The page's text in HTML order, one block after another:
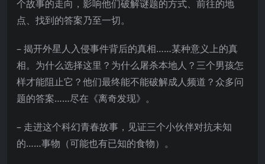
个故事的走向，影响他们破解谜题的方式、前往的地
点、找到的答案乃至一切。
– 揭开外星人入侵事件背后的真相……某种意义上的真
相。为什么选择这里？为什么屠杀本地人？三个男孩怎
样才能阻止它？他们最终能不能破解成人频道？众多问
题的答案……尽在《离奇发现》。
– 走进这个科幻青春故事，见证三个小伙伴对抗未知
的……事物（可能也有已知的食物）。